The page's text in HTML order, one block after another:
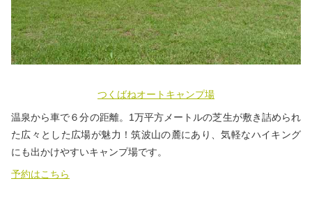
つくばねオートキャンプ場
温泉から車で６分の距離。1万平方メートルの芝生が敷き詰められ
た広々とした広場が魅力！筑波山の麓にあり、気軽なハイキング
にも出かけやすいキャンプ場です。
予約はこちら